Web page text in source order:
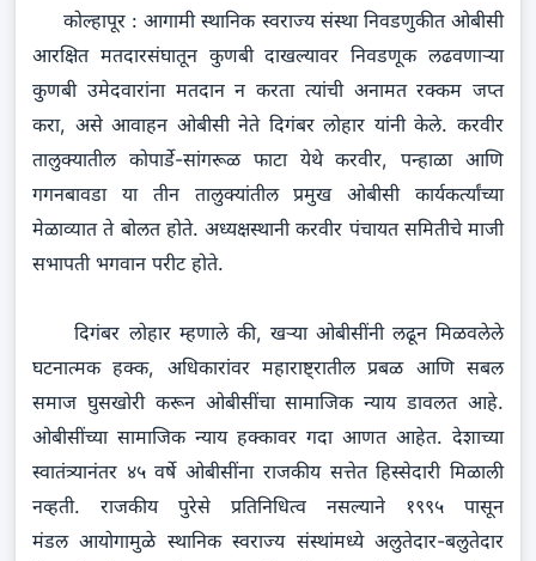
कोल्हापूर : आगामी स्थानिक स्वराज्य संस्था निवडणुकीत ओबीसी
आरक्षित मतदारसंघातून कुणबी दाखल्यावर निवडणूक लढवणाऱ्या
कुणबी उमेदवारांना मतदान न करता त्यांची अनामत रक्कम जप्त
करा, असे आवाहन ओबीसी नेते दिगंबर लोहार यांनी केले. करवीर
तालुक्यातील कोपार्डे-सांगरूळ फाटा येथे करवीर, पन्हाळा आणि
गगनबावडा या तीन तालुक्यांतील प्रमुख ओबीसी कार्यकर्त्यांच्या
मेळाव्यात ते बोलत होते. अध्यक्षस्थानी करवीर पंचायत समितीचे माजी
सभापती भगवान परीट होते.
दिगंबर लोहार म्हणाले की, खऱ्या ओबीसींनी लढून मिळवलेले
घटनात्मक हक्क, अधिकारांवर महाराष्ट्रातील प्रबळ आणि सबल
समाज घुसखोरी करून ओबीसींचा सामाजिक न्याय डावलत आहे.
ओबीसींच्या सामाजिक न्याय हक्कावर गदा आणत आहेत. देशाच्या
स्वातंत्र्यानंतर ४५ वर्षे ओबीसींना राजकीय सत्तेत हिस्सेदारी मिळाली
नव्हती. राजकीय पुरेसे प्रतिनिधित्व नसल्याने १९९५ पासून
मंडल आयोगामुळे स्थानिक स्वराज्य संस्थांमध्ये अलुतेदार-बलुतेदार